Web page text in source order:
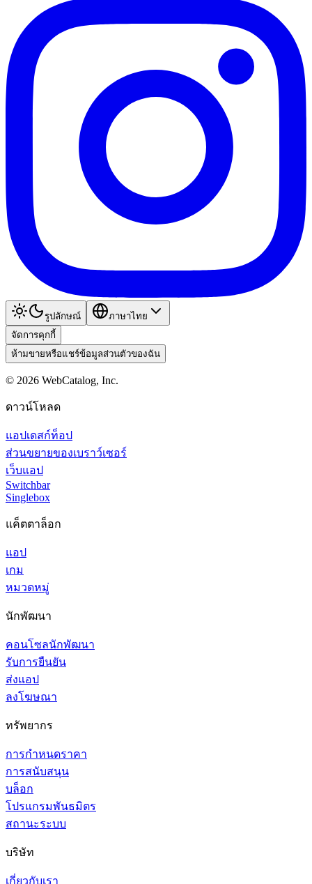
รูปลักษณ์
ภาษาไทย
จัดการคุกกี้
ห้ามขายหรือแชร์ข้อมูลส่วนตัวของฉัน
© 2026 WebCatalog, Inc.
ดาวน์โหลด
แอปเดสก์ท็อป
ส่วนขยายของเบราว์เซอร์
เว็บแอป
Switchbar
Singlebox
แค็ตตาล็อก
แอป
เกม
หมวดหมู่
นักพัฒนา
คอนโซลนักพัฒนา
รับการยืนยัน
ส่งแอป
ลงโฆษณา
ทรัพยากร
การกำหนดราคา
การสนับสนุน
บล็อก
โปรแกรมพันธมิตร
สถานะระบบ
บริษัท
เกี่ยวกับเรา